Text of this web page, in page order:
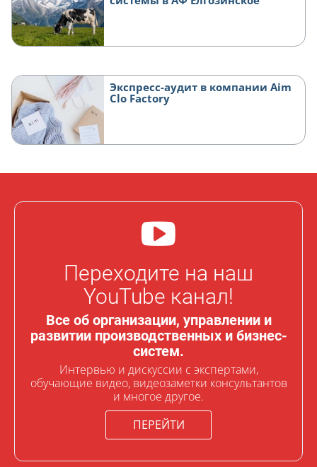
Экспресс-аудит в компании Aim
Clo Factory
Переходите на наш
YouTube канал!
Все об организации, управлении и
развитии производственных и бизнес-
систем.
Интервью и дискуссии с экспертами,
обучающие видео, видеозаметки консультантов
и многое другое.
ПЕРЕЙТИ